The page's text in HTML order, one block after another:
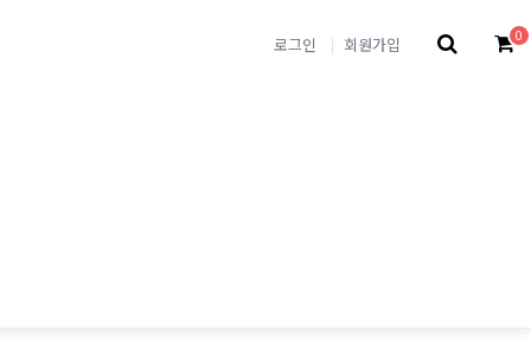
로그인 회원가입 0